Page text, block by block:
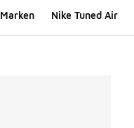
Marken Nike Tuned Air